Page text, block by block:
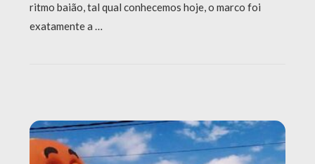
ritmo baião, tal qual conhecemos hoje, o marco foi
exatamente a …